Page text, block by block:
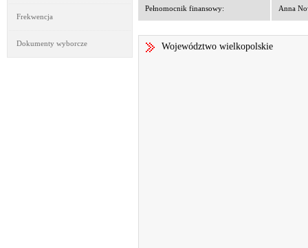
Frekwencja
Dokumenty wyborcze
Pełnomocnik finansowy: Anna
Województwo wielkopolskie